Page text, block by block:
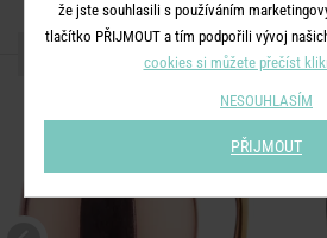
DALŠÍ PRODUKTY
že jste souhlasili s používáním
tlačítko PŘIJMOUT a tím podpořili vývoj
cookies si můžete přečíst
NESOUHLASÍM
PŘIJMOUT